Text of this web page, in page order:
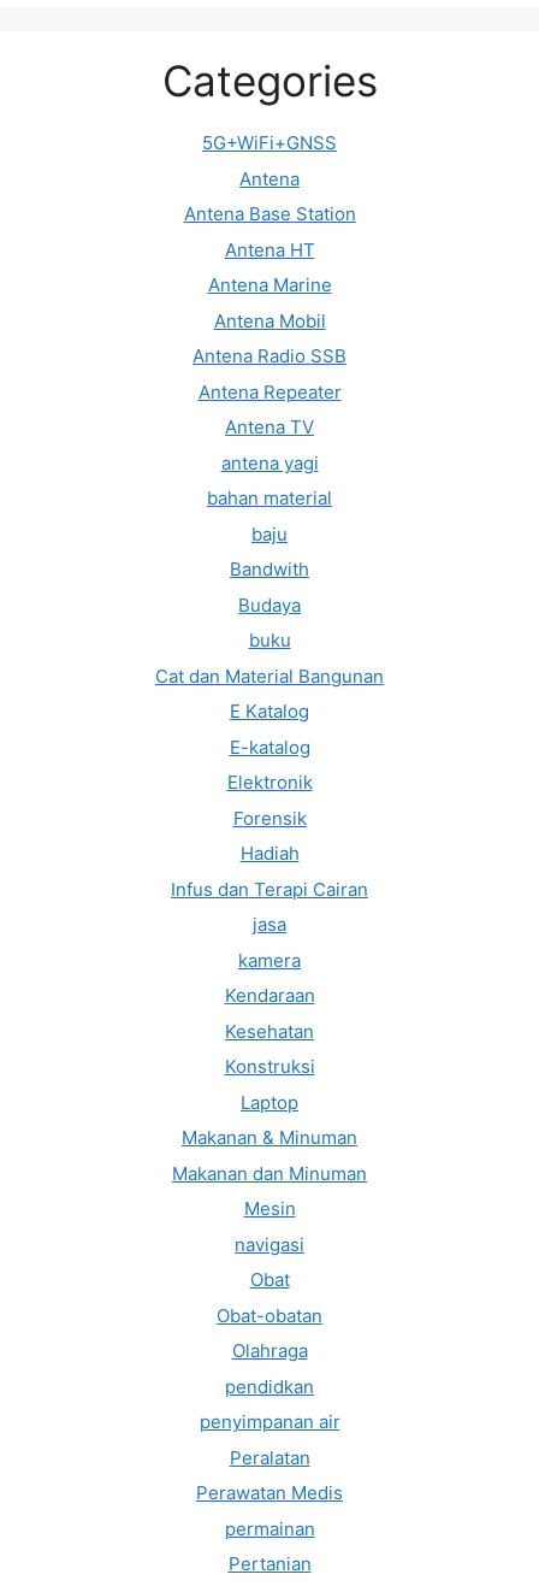
Categories
5G+WiFi+GNSS
Antena
Antena Base Station
Antena HT
Antena Marine
Antena Mobil
Antena Radio SSB
Antena Repeater
Antena TV
antena yagi
bahan material
baju
Bandwith
Budaya
buku
Cat dan Material Bangunan
E Katalog
E-katalog
Elektronik
Forensik
Hadiah
Infus dan Terapi Cairan
jasa
kamera
Kendaraan
Kesehatan
Konstruksi
Laptop
Makanan & Minuman
Makanan dan Minuman
Mesin
navigasi
Obat
Obat-obatan
Olahraga
pendidkan
penyimpanan air
Peralatan
Perawatan Medis
permainan
Pertanian